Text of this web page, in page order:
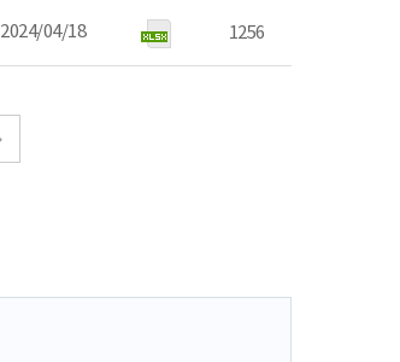
2024/04/18 1256